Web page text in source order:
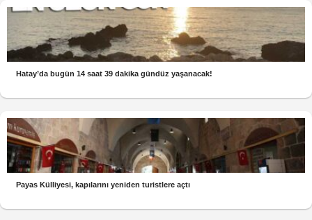
Hatay’da bugün 14 saat 39 dakika gündüz yaşanacak!
Payas Külliyesi, kapılarını yeniden turistlere açtı